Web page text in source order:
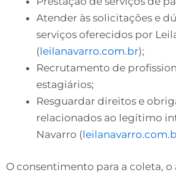
Atender às solicitações e
serviços oferecidos por
(leilanavarro.com.br);
Recrutamento de
estagiários;
Resguardar direitos e
relacionados ao legítimo
Navarro (
O consentimento para a coleta,